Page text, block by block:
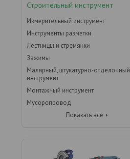
Строительный инструмент
Измерительный инструмент
Инструменты разметки
Лестницы и стремянки
Зажимы
Малярный, штукатурно-отделочный
инструмент
Монтажный инструмент
Мусоропровод
Показать все